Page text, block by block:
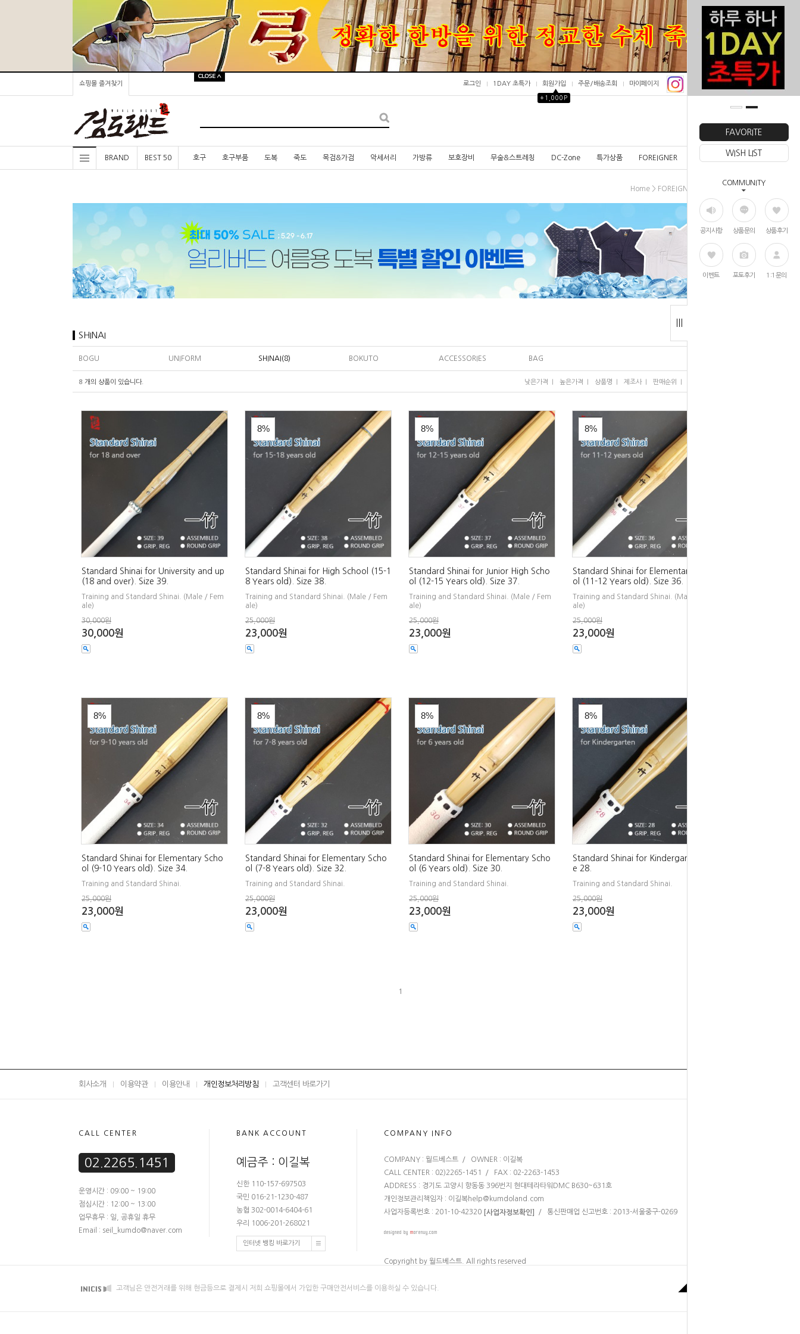
FAVORITE
WISH LIST
COMMUNITY
공지사항 상품문의 상품후기
이벤트 포토후기 1:1문의
쇼핑몰 즐겨찾기 로그인 1DAY 초특가 회원가입
▲
+1,000P
주문/배송조회 마이페이지
BRAND BEST 50 호구 호구부품 도복 죽도 목검&가검 악세서리 가방류 보호장비 무술&스트레칭 DC-Zone 특가상품 FOREIGNER
Home > FOREIGNER
SHINAI
BOGU UNIFORM SHINAI(8) BOKUTO ACCESSORIES BAG
8 개의 상품이 있습니다. 낮은가격 높은가격 상품명 제조사I 판매순위
Standard Shinai for University and up
(18 and over). Size 39.
Training and Standard Shinai. (Male / Fem
ale)
30,000원
30,000원
8%
Standard Shinai for High School (15-1
8 Years old). Size 38.
Training and Standard Shinai. (Male / Fem
ale)
25,000원
23,000원
8%
Standard Shinai for Junior High Scho
ol (12-15 Years old). Size 37.
Training and Standard Shinai. (Male / Fem
ale)
25,000원
23,000원
8%
Standard Shinai for Elementary Scho
ol (11-12 Years old). Size 36.
Training and Standard Shinai. (Male / Fem
ale)
25,000원
23,000원
8%
Standard Shinai for Elementary Scho
ol (9-10 Years old). Size 34.
Training and Standard Shinai.
25,000원
23,000원
8%
Standard Shinai for Elementary Scho
ol (7-8 Years old). Size 32.
Training and Standard Shinai.
25,000원
23,000원
8%
Standard Shinai for Elementary Scho
ol (6 Years old). Size 30.
Training and Standard Shinai.
25,000원
23,000원
8%
Standard Shinai for Kindergarten. Siz
e 28.
Training and Standard Shinai.
25,000원
23,000원
1
회사소개 이용약관 이용안내 개인정보처리방침 고객센터 바로가기
CALL CENTER
02.2265.1451
운영시간 : 09:00 ~ 19:00
점심시간 : 12:00 ~ 13:00
업무휴무 : 일, 공휴일 휴무
Email : seil_kumdo@naver.com
BANK ACCOUNT
예금주 : 이길복
신한 110-157-697503
국민 016-21-1230-487
농협 302-0014-6404-61
우리 1006-201-268021
인터넷 뱅킹 바로가기
COMPANY INFO
COMPANY : 월드베스트 / OWNER : 이길복
CALL CENTER : 02)2265-1451 / FAX : 02-2263-1453
ADDRESS : 경기도 고양시 향동동 396번지 현대테라타워DMC B630~631호
개인정보관리책임자 : 이길복help@kumdoland.com
사업자등록번호 : 201-10-42320
[사업자정보확인] / 통신판매업 신고번호 : 2013-서울중구-0269
Copyright by 월드베스트. All rights reserved
고객님은 안전거래를 위해 현금등으로 결제시 저희 쇼핑몰에서 가입한 구매안전서비스를 이용하실 수 있습니다.